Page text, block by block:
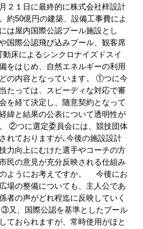
２１日に最終的に株式会社梓設計
約50億円の建築、設備工事費によ
は屋内国際公認プール施設とし
国際公認飛び込みプール、観客席
床によるシンクロナイズドスイ
をはじめ、自然エネルギーの利用
の内容となっています。 ①つに今
たっては、スピーディな対応で審
を経て決定し、随意契約となって
緯と結果の公表について透明性が
②つに選定委員会には、競技団体
れておりますが､今後の施設設計
力向上にむけた選手やコーチの方
民の意見が充分反映される仕組み
ようにお考えですか。 今後にお
場の整備についても、主人公であ
者の声がどれ程迄に反映していく
又、国際公認を基準としたプール
ておられますが、常時使用がほと